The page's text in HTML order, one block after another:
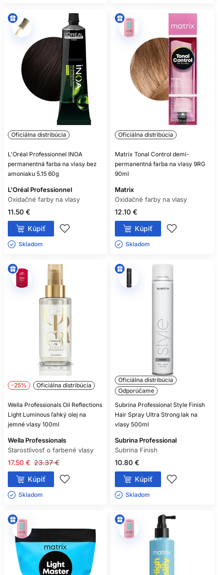
Oficiálna distribúcia
L'Oréal Professionnel INOA
permanentná farba na vlasy bez
amoniaku 5.15 60g
L'Oréal Professionnel
Oxidačné farby na vlasy
11.50 €
Kúpiť
Skladom ㅤ
Oficiálna distribúcia
Matrix Tonal Control demi-
permanentná farba na vlasy 9RG
90ml
Matrix
Oxidačné farby na vlasy
12.10 €
Kúpiť
Skladom ㅤ
-25% Oficiálna distribúcia
Wella Professionals Oil Reflections
Light Luminous ľahký olej na
jemné vlasy 100ml
Wella Professionals
Starostlivosť o farbené vlasy
23.37 €
17.50 €
Kúpiť
Skladom ㅤ
Oficiálna distribúcia
Odporúčame
Subrina Professional Style Finish
Hair Spray Ultra Strong lak na
vlasy 500ml
Subrina Professional
Subrina Finish
10.80 €
Kúpiť
Skladom ㅤ